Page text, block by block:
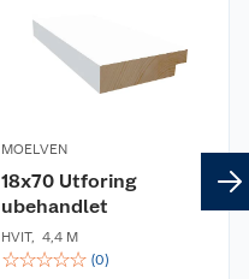
MOELVEN
18x70 Utforing
ubehandlet
HVIT, 4,4 M
☆☆☆☆☆ (0)